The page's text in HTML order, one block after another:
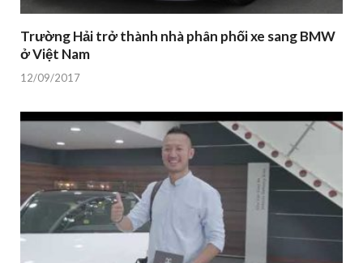
Trường Hải trở thành nhà phân phối xe sang BMW
ở Việt Nam
12/09/2017